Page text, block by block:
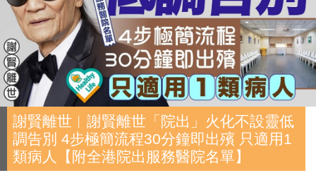
謝賢離世︱謝賢離世「院出」火化不設靈低
調告別 4步極簡流程30分鐘即出殯 只適用1
類病人【附全港院出服務醫院名單】